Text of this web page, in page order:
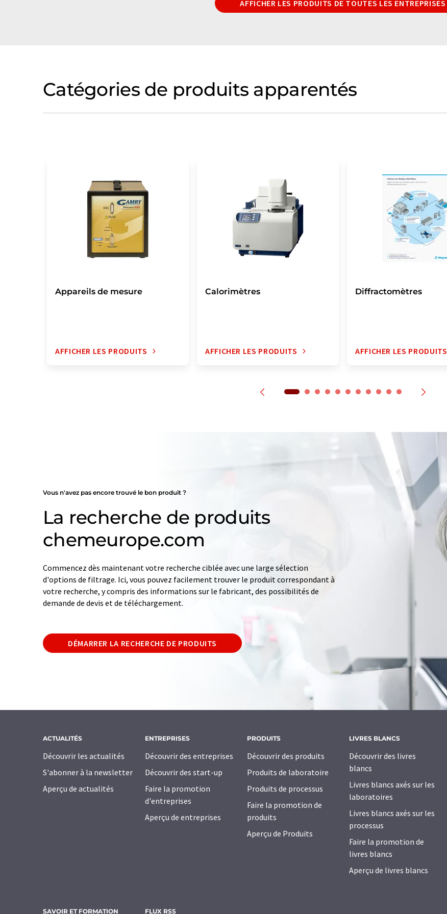
AFFICHER LES PRODUITS DE TOUTES LES ENTREPRISES
Catégories de produits apparentés
Appareils de mesure
AFFICHER LES PRODUITS
Calorimètres
AFFICHER LES PRODUITS
Diffractomètres
AFFICHER LES PRODUITS
Vous n'avez pas encore trouvé le bon produit ?
La recherche de produits
chemeurope.com
Commencez dès maintenant votre recherche ciblée avec une large sélection
d'options de filtrage. Ici, vous pouvez facilement trouver le produit correspondant à
votre recherche, y compris des informations sur le fabricant, des possibilités de
demande de devis et de téléchargement.
DÉMARRER LA RECHERCHE DE PRODUITS
ACTUALITÉS
Découvrir les actualités
S'abonner à la newsletter
Aperçu de actualités
ENTREPRISES
Découvrir des entreprises
Découvrir des start-up
Faire la promotion
d'entreprises
Aperçu de entreprises
PRODUITS
Découvrir des produits
Produits de laboratoire
Produits de processus
Faire la promotion de
produits
Aperçu de Produits
LIVRES BLANCS
Découvrir des livres
blancs
Livres blancs axés sur les
laboratoires
Livres blancs axés sur les
processus
Faire la promotion de
livres blancs
Aperçu de livres blancs
SAVOIR ET FORMATION FLUX RSS